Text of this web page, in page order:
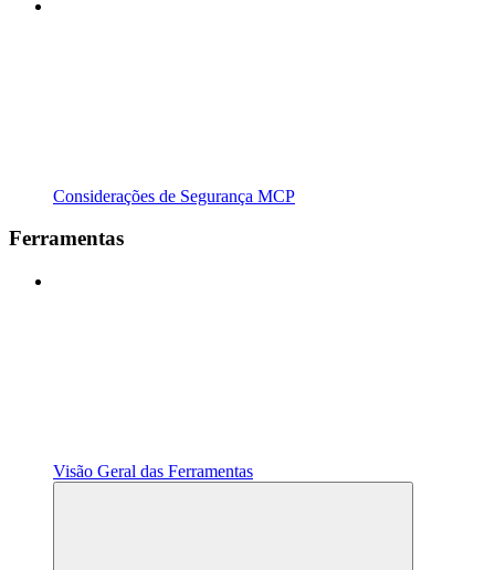
Considerações de Segurança MCP
Ferramentas
Visão Geral das Ferramentas